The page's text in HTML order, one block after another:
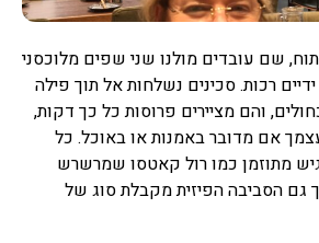
שם עובדים מולנו שני שפים מלוכסני
רכות. סכינים נשלחות אל תוך פילה
והם מציירים פרוסות כל כך דקות,
אם מדובר באמנות או באוכל. כל
מתוזמן כמו רול קאטסו שמרשרש
גם הסביבה הפיזית מקבלת סוג של